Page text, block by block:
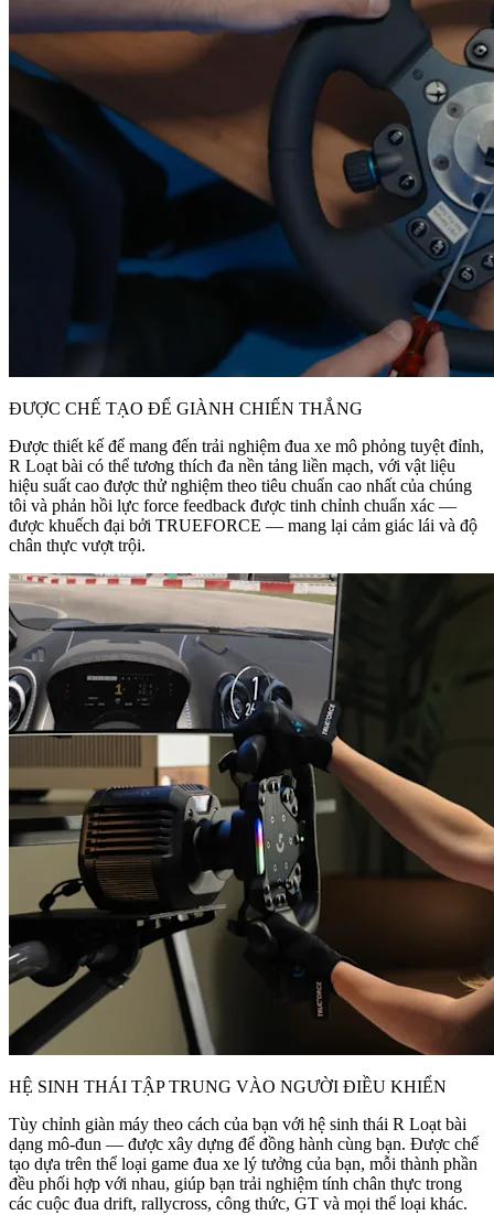
ĐƯỢC CHẾ TẠO ĐỂ GIÀNH CHIẾN THẮNG
Được thiết kế để mang đến trải nghiệm đua xe mô phỏng tuyệt đỉnh,
R Loạt bài có thể tương thích đa nền tảng liền mạch, với vật liệu
hiệu suất cao được thử nghiệm theo tiêu chuẩn cao nhất của chúng
tôi và phản hồi lực force feedback được tinh chỉnh chuẩn xác —
được khuếch đại bởi TRUEFORCE — mang lại cảm giác lái và độ
chân thực vượt trội.
HỆ SINH THÁI TẬP TRUNG VÀO NGƯỜI ĐIỀU KHIỂN
Tùy chỉnh giàn máy theo cách của bạn với hệ sinh thái R Loạt bài
dạng mô-đun — được xây dựng để đồng hành cùng bạn. Được chế
tạo dựa trên thể loại game đua xe lý tưởng của bạn, mỗi thành phần
đều phối hợp với nhau, giúp bạn trải nghiệm tính chân thực trong
các cuộc đua drift, rallycross, công thức, GT và mọi thể loại khác.